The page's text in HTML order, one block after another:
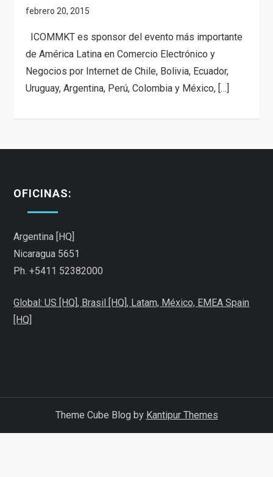
ICOMMKT es sponsor del evento más importante
de América Latina en Comercio Electrónico y
Negocios por Internet de Chile, Bolivia, Ecuador,
Uruguay, Argentina, Perú, Colombia y México, […]
OFICINAS:
Argentina [HQ]
Nicaragua 5651
Ph. +5411 52382000
Global: US [HQ], Brasil [HQ], Latam, México, EMEA Spain
[HQ]
Theme Cube Blog by Kantipur Themes